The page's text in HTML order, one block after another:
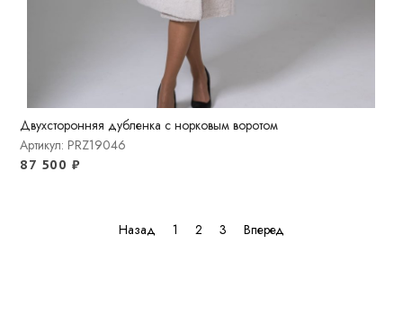
Двухсторонняя дубленка с норковым воротом
Артикул: PRZ19046
87 500 ₽
Назад 1 2 3 Вперед